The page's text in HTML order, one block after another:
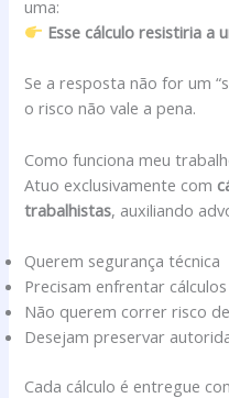
uma:
Esse cálculo resistiria a
Se a resposta não for um
o risco não vale a pena.
Como funciona meu
Atuo exclusivamente com
trabalhistas, auxiliando
Querem segurança técnica
Precisam enfrentar
Não querem correr risco
Desejam preservar
Cada cálculo é entregue